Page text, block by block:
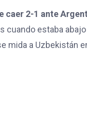
caer 2-1 ante
cuando estaba
mida a Uzbekistán